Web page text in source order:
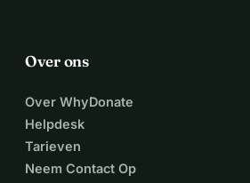
Over ons
Over WhyDonate
Helpdesk
Tarieven
Neem Contact Op